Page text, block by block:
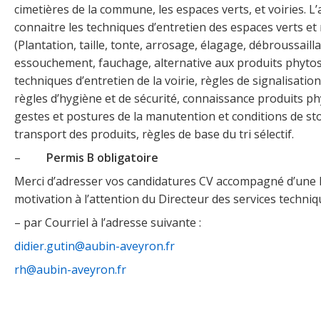
cimetières de la commune, les espaces verts, et voiries.
connaitre les techniques d’entretien des espaces verts
(Plantation, taille, tonte, arrosage, élagage,
essouchement, fauchage, alternative aux produits
techniques d’entretien de la voirie, règles de
règles d’hygiène et de sécurité, connaissance produits
gestes et postures de la manutention et conditions de
transport des produits, règles de base du tri sélectif.
–
Permis B obligatoire
Merci d’adresser vos candidatures CV accompagné
motivation à l’attention du Directeur des services
– par Courriel à l’adresse suivante :
didier.gutin@aubin-aveyron.fr
rh@aubin-aveyron.fr